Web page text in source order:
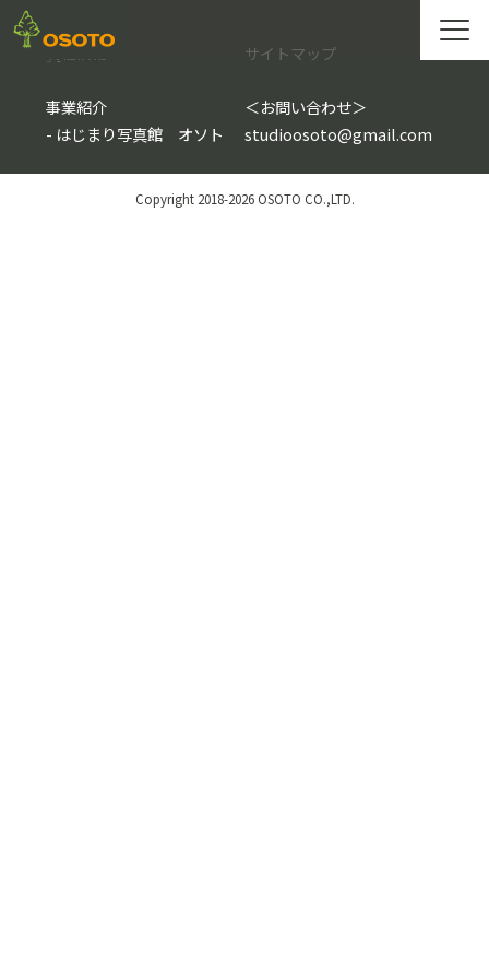
会社情報 サイトマップ
事業紹介
- はじまり写真館 オソト
＜お問い合わせ＞
studioosoto@gmail.com
Copyright 2018-2026 OSOTO CO.,LTD.